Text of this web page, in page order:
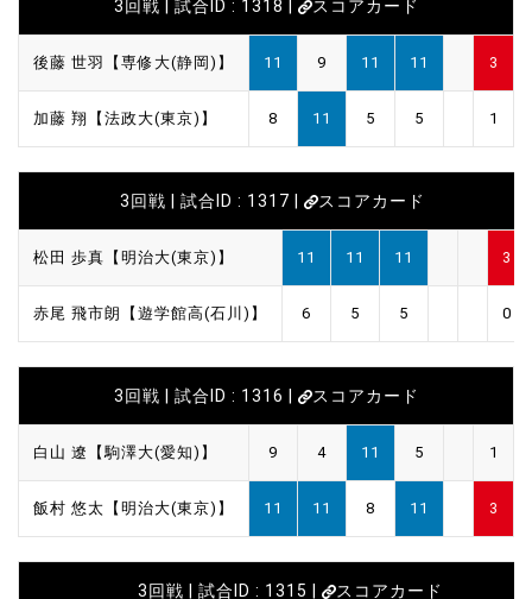
3回戦 | 試合ID : 1318 | スコアカード
後藤 世羽【専修大(静岡)】 11 9 11 11 3
加藤 翔【法政大(東京)】 8 11 5 5 1
3回戦 | 試合ID : 1317 | スコアカード
松田 歩真【明治大(東京)】 11 11 11 3
赤尾 飛市朗【遊学館高(石川)】 6 5 5 0
3回戦 | 試合ID : 1316 | スコアカード
白山 遼【駒澤大(愛知)】 9 4 11 5 1
飯村 悠太【明治大(東京)】 11 11 8 11 3
3回戦 | 試合ID : 1315 | スコアカード